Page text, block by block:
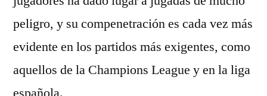
peligro, y su compenetración es cada vez más
evidente en los partidos más exigentes, como
aquellos de la Champions League y en la liga